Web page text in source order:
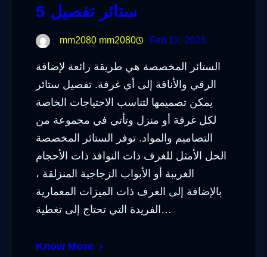
ستائر تفصيل 5
mm2080 mm2080 Feb 12, 2023
الستائر المخصصة هي طريقة رائعة لإضافة
الرقي والأناقة إلى أي غرفة. تفصيل ستائر
يمكن تصميمها لتناسب الاحتياجات الخاصة
لكل غرفة أو منزل وتأتي في مجموعة من
التصاميم والمواد. توفر الستائر المخصصة
الحل الأمثل للغرف ذات النوافذ ذات الأحجام
الغريبة أو الأبواب الزجاجية المنزلقة ،
بالإضافة إلى الغرف ذات الميزات المعمارية
الفريدة التي تحتاج إلى تغطية…
Know More